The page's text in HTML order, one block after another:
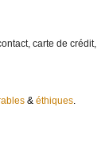
carte de crédit,
& éthiques